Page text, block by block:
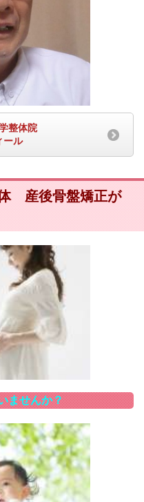
整体院
ール
産後骨盤矯正が
ませんか？